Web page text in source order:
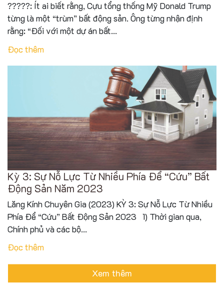
?????: Ít ai biết rằng, Cựu tổng thống Mỹ Donald Trump
từng là một “trùm” bất động sản. Ông từng nhận định
rằng: “Đối với một dự án bất...
Đọc thêm
Kỳ 3: Sự Nỗ Lực Từ Nhiều Phía Để “Cứu” Bất
Động Sản Năm 2023
Lăng Kính Chuyên Gia (2023) KỲ 3: Sự Nỗ Lực Từ Nhiều
Phía Để “Cứu” Bất Động Sản 2023 1) Thời gian qua,
Chính phủ và các bộ...
Đọc thêm
Xem thêm